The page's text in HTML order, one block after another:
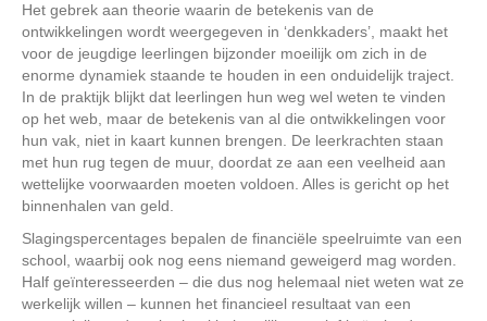
Het gebrek aan theorie waarin de betekenis van de
ontwikkelingen wordt weergegeven in ‘denkkaders’, maakt het
voor de jeugdige leerlingen bijzonder moeilijk om zich in de
enorme dynamiek staande te houden in een onduidelijk traject.
In de praktijk blijkt dat leerlingen hun weg wel weten te vinden
op het web, maar de betekenis van al die ontwikkelingen voor
hun vak, niet in kaart kunnen brengen. De leerkrachten staan
met hun rug tegen de muur, doordat ze aan een veelheid aan
wettelijke voorwaarden moeten voldoen. Alles is gericht op het
binnenhalen van geld.
Slagingspercentages bepalen de financiële speelruimte van een
school, waarbij ook nog eens niemand geweigerd mag worden.
Half geïnteresseerden – die dus nog helemaal niet weten wat ze
werkelijk willen – kunnen het financieel resultaat van een